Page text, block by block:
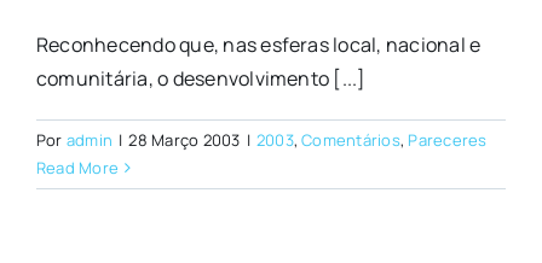
Reconhecendo que, nas esferas local, nacional e
comunitária, o desenvolvimento [...]
Por admin | 28 Março 2003 | 2003,Comentários, Pareceres
Read More